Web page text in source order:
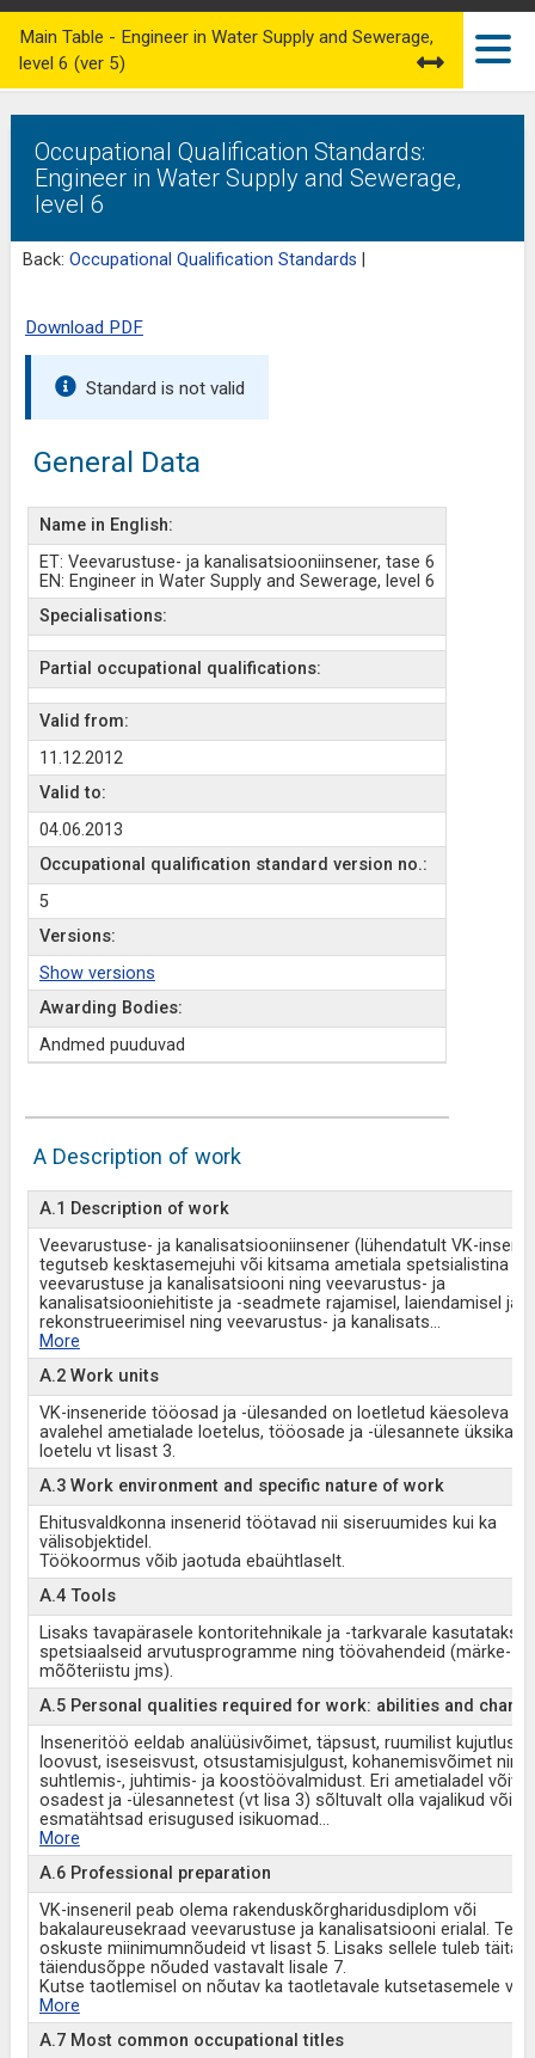
Occupational Qualification Standards:
Engineer in Water Supply and Sewerage,
level 6
Back: Occupational Qualification Standards
Main Table - Engineer in Water Supply and Sewerage,
level 6 (ver 5)
Download PDF
Standard is not valid
General Data
Name in English:
ET: Veevarustuse- ja kanalisatsiooniinsener, tase 6
EN: Engineer in Water Supply and Sewerage, level 6
Specialisations:
Partial occupational qualifications:
Valid from:
11.12.2012
Valid to:
04.06.2013
Occupational qualification standard version no.:
5
Versions:
Show versions
Awarding Bodies:
Andmed puuduvad
A Description of work
A.1 Description of work
Veevarustuse- ja kanalisatsiooniinsener (lühendatult VK-
tegutseb kesktasemejuhi või kitsama ametiala spetsialistina
veevarustuse ja kanalisatsiooni ning veevarustus- ja
kanalisatsiooniehitiste ja -seadmete rajamisel, laiendamisel ja
rekonstrueerimisel ning veevarustus- ja kanalisats...
More
A.2 Work units
VK-inseneride tööosad ja -ülesanded on loetletud käesoleva
avalehel ametialade loetelus, tööosade ja -ülesannete
loetelu vt lisast 3.
A.3 Work environment and specific nature of work
Ehitusvaldkonna insenerid töötavad nii siseruumides kui ka
välisobjektidel.
Töökoormus võib jaotuda ebaühtlaselt.
A.4 Tools
Lisaks tavapärasele kontoritehnikale ja -tarkvarale kasutatakse
spetsiaalseid arvutusprogramme ning töövahendeid (märke- ja
mõõteriistu jms).
A.5 Personal qualities required for work: abilities and
Inseneritöö eeldab analüüsivõimet, täpsust, ruumilist
loovust, iseseisvust, otsustamisjulgust, kohanemisvõimet ning
suhtlemis-, juhtimis- ja koostöövalmidust. Eri ametialadel
osadest ja -ülesannetest (vt lisa 3) sõltuvalt olla vajalikud või
esmatähtsad erisugused isikuomad...
More
A.6 Professional preparation
VK-inseneril peab olema rakenduskõrgharidusdiplom või
bakalaureusekraad veevarustuse ja kanalisatsiooni erialal.
oskuste miinimumnõudeid vt lisast 5. Lisaks sellele tuleb täita
täiendusõppe nõuded vastavalt lisale 7.
Kutse taotlemisel on nõutav ka taotletavale kutsetasemele
More
A.7 Most common occupational titles